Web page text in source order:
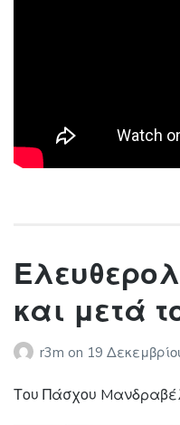
και μετά
r3m on 19
Του Πάσχου